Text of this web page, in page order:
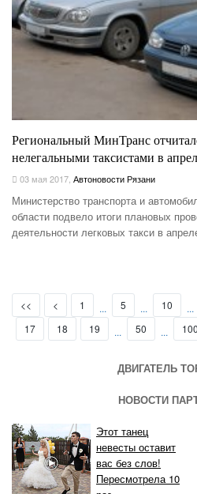
Региональный МинТранс
нелегальными таксистами в
03 мая 2017 Автоновости Рязани
Министерство транспорта и
области подвело итоги плановых
деятельности легковых такси в
<< < 1 ... 5 ... 10 ...
17
18 19 ... 50 ... 100
ДВИГАТЕЛЬ
НОВОСТИ
Этот танец
невесты оставит
вас без слов!
Пересмотрела 10